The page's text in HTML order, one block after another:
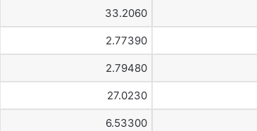
33.2060
2.77390
2.79480
27.0230
6.53300